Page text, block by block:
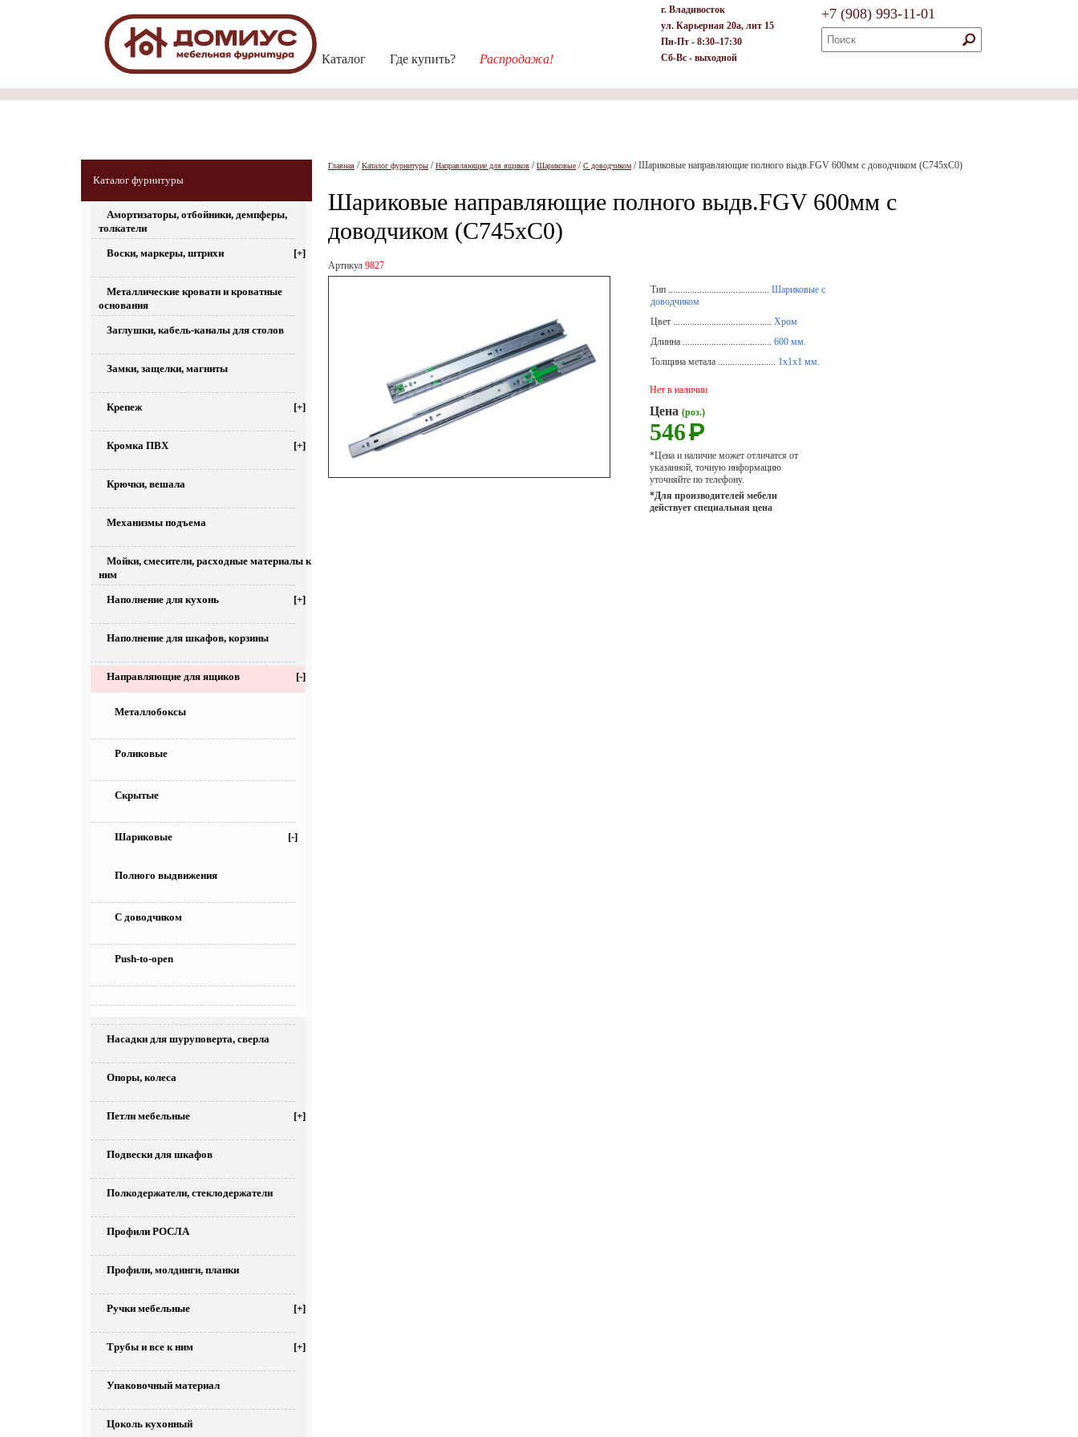
Каталог Где купить? Распродажа!
г. Владивосток
ул. Карьерная 20а, лит 15
Пн-Пт - 8:30–17:30
Сб-Вс - выходной
+7 (908) 993-11-01
Каталог фурнитуры
Амортизаторы, отбойники, демпферы,
толкатели
Воски, маркеры, штрихи [+]
Металлические кровати и кроватные
основания
Заглушки, кабель-каналы для столов
Замки, защелки, магниты
Крепеж [+]
Кромка ПВХ [+]
Крючки, вешала
Механизмы подъема
Мойки, смесители, расходные материалы к
ним
Наполнение для кухонь [+]
Наполнение для шкафов, корзины
Направляющие для ящиков [-]
Металлобоксы
Роликовые
Скрытые
Шариковые [-]
Полного выдвижения
С доводчиком
Push-to-open
Насадки для шуруповерта, сверла
Опоры, колеса
Петли мебельные [+]
Подвески для шкафов
Полкодержатели, стеклодержатели
Профили РОСЛА
Профили, молдинги, планки
Ручки мебельные [+]
Трубы и все к ним [+]
Упаковочный материал
Цоколь кухонный
Главная /Каталог фурнитуры /Направляющие для ящиков /Шариковые /С доводчиком /Шариковые направляющие полного выдв.FGV 600мм c доводчиком (С745хС0)
Шариковые направляющие полного выдв.FGV 600мм c
доводчиком (С745хС0)
Артикул 9827
Тип .......................................... Шариковые с
доводчиком
Цвет ......................................... Хром
Длинна ..................................... 600 мм.
Толщина метала ........................ 1х1х1 мм.
Нет в наличии
Цена (роз.)
546Р
*Цена и наличие может отличатся от
указанной, точную информацию
уточняйте по телефону.
*Для производителей мебели
действует специальная цена